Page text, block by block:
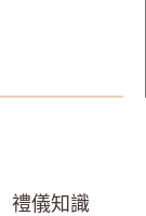
禮儀知識